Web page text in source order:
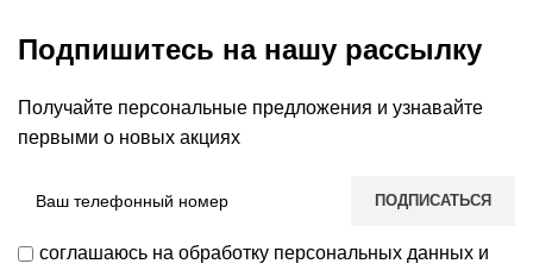
Подпишитесь на нашу рассылку
Получайте персональные предложения и узнавайте
первыми о новых акциях
соглашаюсь на обработку персональных данных и